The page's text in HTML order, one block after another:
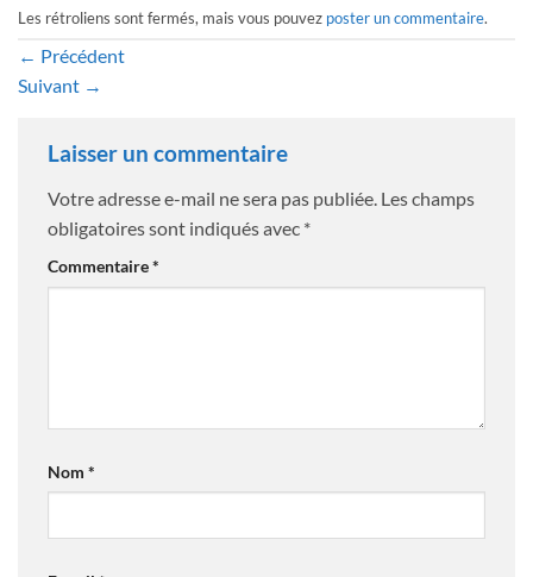
Les rétroliens sont fermés, mais vous pouvez poster un commentaire.
← Précédent
Suivant →
Laisser un commentaire
Votre adresse e-mail ne sera pas publiée. Les champs
obligatoires sont indiqués avec *
Commentaire*
Nom *